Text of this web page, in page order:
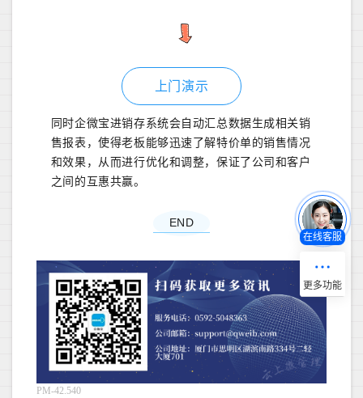
上门演示
同时企微宝进销存系统会自动汇总数据生成相关销
售报表，使得老板能够迅速了解特价单的销售情况
和效果，从而进行优化和调整，保证了公司和客户
之间的互惠共赢。
END
PM-42.540
在线客服